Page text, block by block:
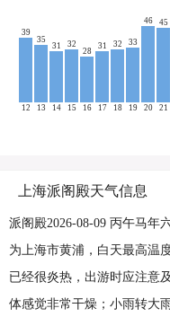
39
12
35
13
31
14
32
15
28
16
31
17
32
18
33
19
46
20
45
21
上海派阁殿天气信息
派阁殿2026-08-09 丙午马年
为上海市黄浦，白天最高温
已经很炎热，出游时应注意
体感觉非常干燥；小雨转大